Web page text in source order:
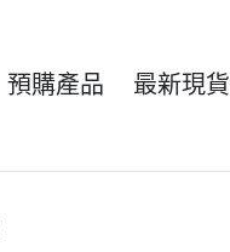
預購產品 最新現貨